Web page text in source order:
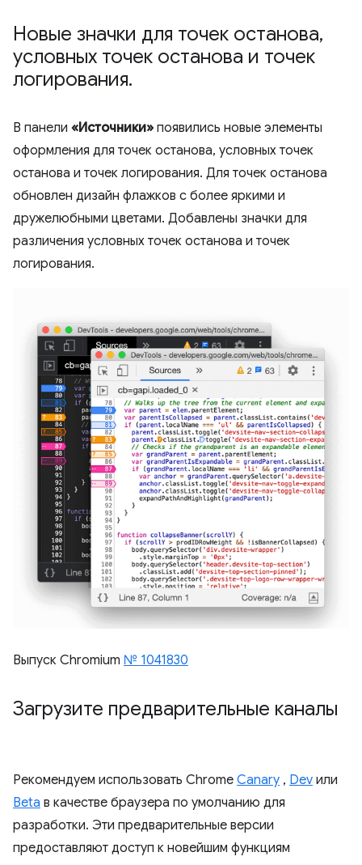
Новые значки для точек останова,
условных точек останова и точек
логирования.
В панели «Источники» появились новые элементы
оформления для точек останова, условных точек
останова и точек логирования. Для точек останова
обновлен дизайн флажков с более яркими и
дружелюбными цветами. Добавлены значки для
различения условных точек останова и точек
логирования.
Выпуск Chromium № 1041830
Загрузите предварительные каналы
Рекомендуем использовать Chrome Canary , Dev или
Beta в качестве браузера по умолчанию для
разработки. Эти предварительные версии
предоставляют доступ к новейшим функциям